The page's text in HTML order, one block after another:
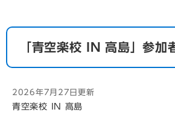
「青空楽校 IN 高島」参加
2026年7月27日更新
青空楽校 IN 高島